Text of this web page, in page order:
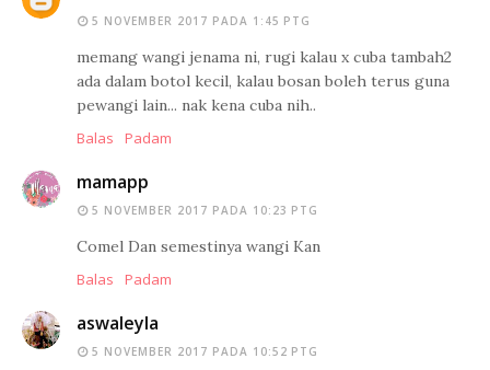
5 NOVEMBER 2017 PADA 1:45 PTG
memang wangi jenama ni, rugi kalau x cuba tambah2
ada dalam botol kecil, kalau bosan boleh terus guna
pewangi lain... nak kena cuba nih..
Balas
Padam
mamapp
5 NOVEMBER 2017 PADA 10:23 PTG
Comel Dan semestinya wangi Kan
Balas
Padam
aswaleyla
5 NOVEMBER 2017 PADA 10:52 PTG